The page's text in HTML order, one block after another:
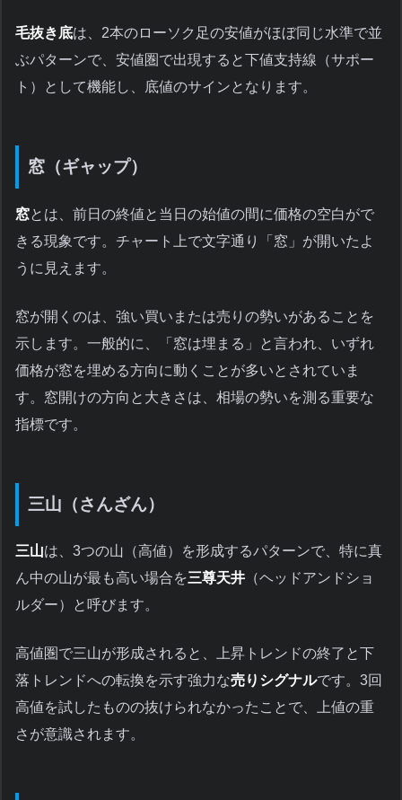
毛抜き底は、2本のローソク足の安値がほぼ同じ水準で並
ぶパターンで、安値圏で出現すると下値支持線（サポー
ト）として機能し、底値のサインとなります。
窓（ギャップ）
窓とは、前日の終値と当日の始値の間に価格の空白がで
きる現象です。チャート上で文字通り「窓」が開いたよ
うに見えます。
窓が開くのは、強い買いまたは売りの勢いがあることを
示します。一般的に、「窓は埋まる」と言われ、いずれ
価格が窓を埋める方向に動くことが多いとされていま
す。窓開けの方向と大きさは、相場の勢いを測る重要な
指標です。
三山（さんざん）
三山は、3つの山（高値）を形成するパターンで、特に真
ん中の山が最も高い場合を三尊天井 （ヘッドアンドショ
ルダー）と呼びます。
高値圏で三山が形成されると、上昇トレンドの終了と下
落トレンドへの転換を示す強力な売りシグナルです。3回
高値を試したものの抜けられなかったことで、上値の重
さが意識されます。